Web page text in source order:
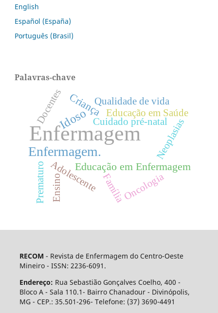
English
Español (España)
Português (Brasil)
Palavras-chave
Enfermagem
Enfermagem.
Idoso
Criança
Educação em Enfermagem
Cuidado pré-natal
Educação em Saúde
AdolescenteFamília
Ensino
Neoplasias
Qualidade de vida
Oncologia
Docentes
Prematuro
RECOM - Revista de Enfermagem do Centro-Oeste
Mineiro - ISSN: 2236-6091.
Endereço: Rua Sebastião Gonçalves Coelho, 400 -
Bloco A - Sala 110.1- Bairro Chanadour - Divinópolis,
MG - CEP.: 35.501-296- Telefone: (37) 3690-4491